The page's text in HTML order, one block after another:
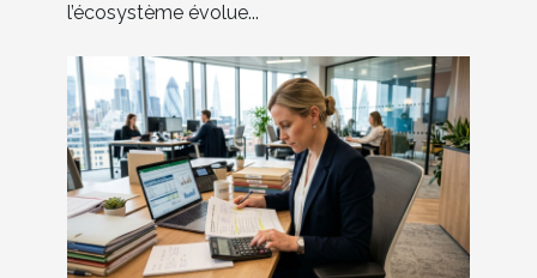
l’écosystème évolue...